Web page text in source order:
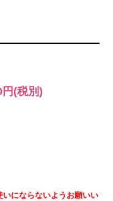
円(税別)
にならないようお願いい